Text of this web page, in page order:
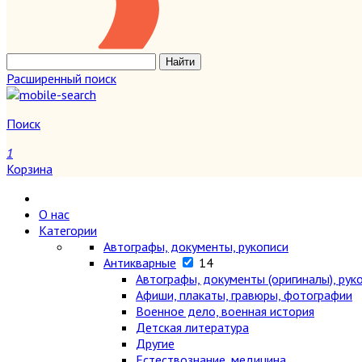
Расширенный поиск
Поиск
1
Корзина
О нас
Категории
Автографы, документы, рукописи
Антикварные
14
Автографы, документы (оригиналы),
Афиши, плакаты, гравюры, фотографии
Военное дело, военная история
Детская литература
Другие